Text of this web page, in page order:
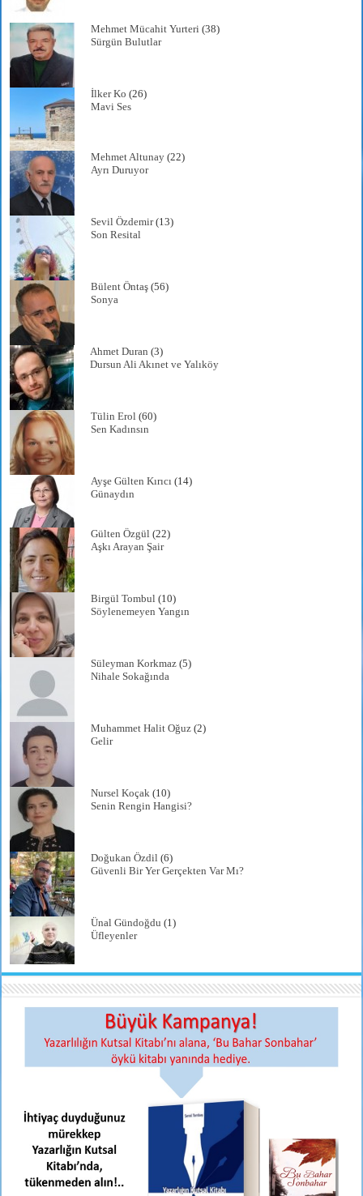
Mehmet Mücahit Yurteri (38)
Sürgün Bulutlar
İlker Ko (26)
Mavi Ses
Mehmet Altunay (22)
Ayrı Duruyor
Sevil Özdemir(13)
Son Resital
Bülent Öntaş (56)
Sonya
Ahmet Duran (3)
Dursun Ali Akınet ve Yalıköy
Tülin Erol (60)
Sen Kadınsın
Ayşe Gülten Kırıcı (14)
Günaydın
Gülten Özgül (22)
Aşkı Arayan Şair
Birgül Tombul (10)
Söylenemeyen Yangın
Süleyman Korkmaz (5)
Nihale Sokağında
Muhammet Halit Oğuz (2)
Gelir
Nursel Koçak (10)
Senin Rengin Hangisi?
Doğukan Özdil (6)
Güvenli Bir Yer Gerçekten Var Mı?
Ünal Gündoğdu (1)
Üfleyenler